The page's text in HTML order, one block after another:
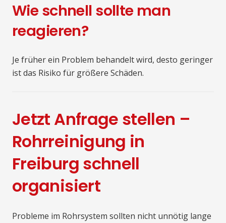
Wie schnell sollte man
reagieren?
Je früher ein Problem behandelt wird, desto geringer
ist das Risiko für größere Schäden.
Jetzt Anfrage stellen –
Rohrreinigung in
Freiburg schnell
organisiert
Probleme im Rohrsystem sollten nicht unnötig lange